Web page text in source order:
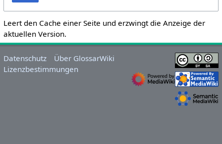
Leert den Cache einer Seite und erzwingt die Anzeige der
aktuellen Version.
Datenschutz
Über GlossarWiki
Lizenzbestimmungen